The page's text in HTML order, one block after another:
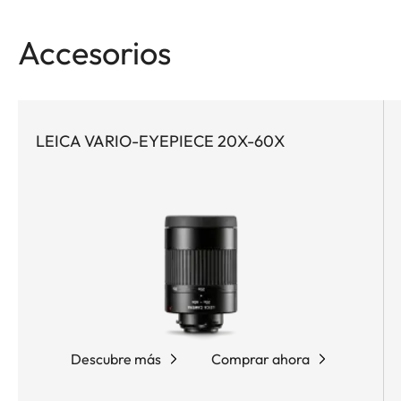
largas caminatas como en excursiones
expediciones complejas en las que cada gramo
suciedad, y el revolucionario sistema de lentes
Leica High Lux Pro (HLP™), el Leica APO-
Televid 65 brinda una soberbia solución óptica con
una excepcional neutralidad cromática, una
mínima aberración cromática, una luminosidad
imponente y un campo de visión particularmente
Accesorios
LEICA VARIO-EYEPIECE 20X-60X
Descubre más Comprar ahora